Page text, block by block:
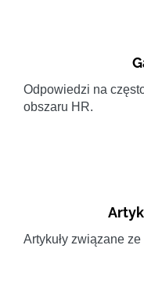
Odpowiedzi na
obszaru HR.
Artykuły związane